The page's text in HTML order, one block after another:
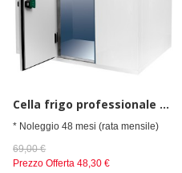
Cella frigo professionale da spessore 80 mm,senza gruppo refrigerante h=2010 mm, 1800x1500 mm
* Noleggio 48 mesi (rata mensile)
69,00 €
Prezzo Offerta 48,30 €